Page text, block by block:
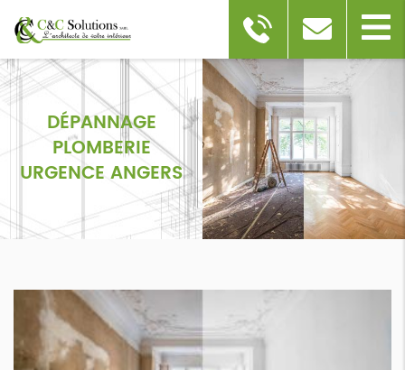
DÉPANNAGE
PLOMBERIE
URGENCE ANGERS